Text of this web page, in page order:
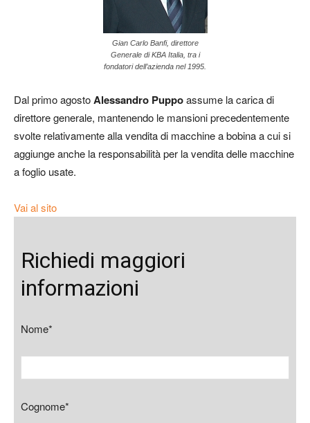
Gian Carlo Banfi, direttore
Generale di KBA Italia, tra i
fondatori dell’azienda nel 1995.
Dal primo agostoAlessandro Puppoassume la carica di
direttore generale, mantenendo le mansioni precedentemente
svolte relativamente alla vendita di macchine a bobina a cui si
aggiunge anche la responsabilità per la vendita delle macchine
a foglio usate.
Vai al sito
Richiedi maggiori
informazioni
Nome*
Cognome*